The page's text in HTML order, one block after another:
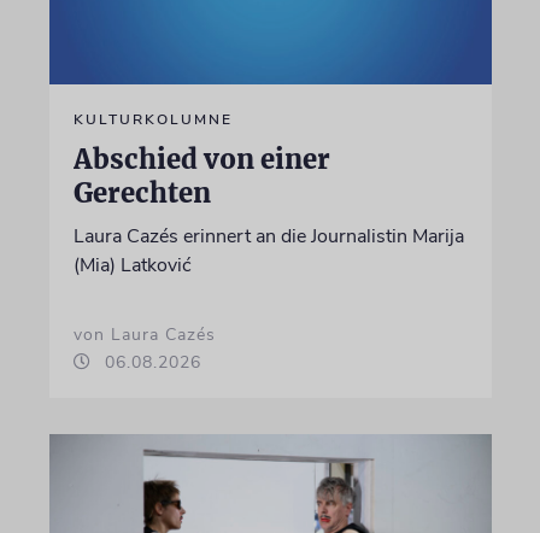
KULTURKOLUMNE
Abschied von einer
Gerechten
Laura Cazés erinnert an die Journalistin Marija
(Mia) Latković
von Laura Cazés
06.08.2026